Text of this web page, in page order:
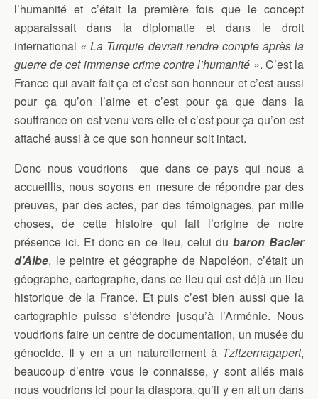
l’humanité et c’était la première fois que le concept
apparaissait dans la diplomatie et dans le droit
international « La Turquie devrait rendre compte après la
guerre de cet immense crime contre l’humanité ». C’est la
France qui avait fait ça et c’est son honneur et c’est aussi
pour ça qu’on l’aime et c’est pour ça que dans la
souffrance on est venu vers elle et c’est pour ça qu’on est
attaché aussi à ce que son honneur soit intact.
Donc nous voudrions que dans ce pays qui nous a
accueillis, nous soyons en mesure de répondre par des
preuves, par des actes, par des témoignages, par mille
choses, de cette histoire qui fait l’origine de notre
présence ici. Et donc en ce lieu, celui du baron Bacler
d’Albe, le peintre et géographe de Napoléon, c’était un
géographe, cartographe, dans ce lieu qui est déjà un lieu
historique de la France. Et puis c’est bien aussi que la
cartographie puisse s’étendre jusqu’à l’Arménie. Nous
voudrions faire un centre de documentation, un musée du
génocide. Il y en a un naturellement à Tzitzernagapert,
beaucoup d’entre vous le connaisse, y sont allés mais
nous voudrions ici pour la diaspora, qu’il y en ait un dans